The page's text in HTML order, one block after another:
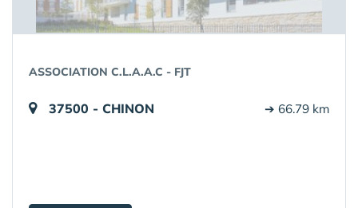
ASSOCIATION C.L.A.A.C - FJT
37500 - CHINON ➔ 66.79 km